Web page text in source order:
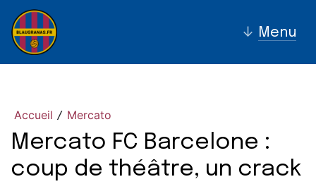
↓ Menu
Accueil / Mercato
Mercato FC Barcelone :
coup de théâtre, un crack